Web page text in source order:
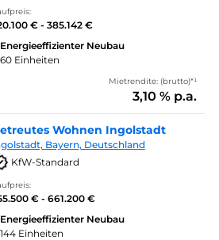
€ - 385.142 €
Energieeffizienter Neubau
60 Einheiten
Mietrendite: (brutto)*¹
3,10 % p.a.
Wohnen Ingolstadt
Bayern, Deutschland
KfW-Standard
€ - 661.200 €
Energieeffizienter Neubau
144 Einheiten